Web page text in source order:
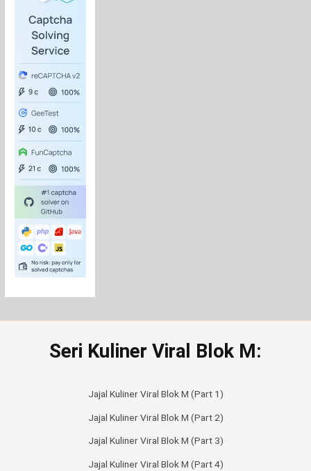
Seri Kuliner Viral Blok M:
Jajal Kuliner Viral Blok M (Part 1)
Jajal Kuliner Viral Blok M (Part 2)
Jajal Kuliner Viral Blok M (Part 3)
Jajal Kuliner Viral Blok M (Part 4)